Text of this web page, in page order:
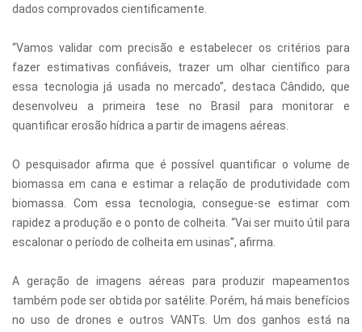
dados comprovados cientificamente.
“Vamos validar com precisão e estabelecer os critérios para
fazer estimativas confiáveis, trazer um olhar científico para
essa tecnologia já usada no mercado”, destaca Cândido, que
desenvolveu a primeira tese no Brasil para monitorar e
quantificar erosão hídrica a partir de imagens aéreas.
O pesquisador afirma que é possível quantificar o volume de
biomassa em cana e estimar a relação de produtividade com
biomassa. Com essa tecnologia, consegue-se estimar com
rapidez a produção e o ponto de colheita. “Vai ser muito útil para
escalonar o período de colheita em usinas”, afirma.
A geração de imagens aéreas para produzir mapeamentos
também pode ser obtida por satélite. Porém, há mais benefícios
no uso de drones e outros VANTs. Um dos ganhos está na